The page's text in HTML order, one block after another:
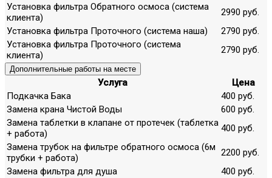
Установка фильтра Обратного осмоса (система
клиента)
2990 руб.
Установка фильтра Проточного (система наша)
2790 руб.
Установка фильтра Проточного (система
клиента)
2790 руб.
Дополнительные работы на месте
Услуга
Цена
Подкачка Бака
400 руб.
Замена крана Чистой Воды
600 руб.
Замена таблетки в клапане от протечек (таблетка
+ работа)
400 руб.
Замена трубок на фильтре обратного осмоса (6м
трубки + работа)
2200 руб.
Замена фильтра для душа
400 руб.